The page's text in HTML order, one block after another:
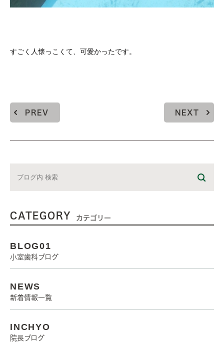
すごく人懐っこくて、可愛かったです。
PREV NEXT
CATEGORY カテゴリー
BLOG01
小室歯科ブログ
NEWS
新着情報一覧
INCHYO
院長ブログ